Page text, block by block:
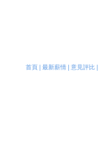
首頁| 最新薪情| 意見評比|